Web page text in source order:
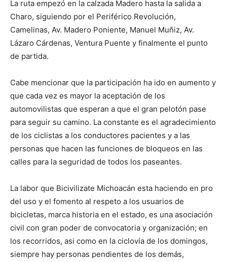
La ruta empezó en la calzada Madero hasta la salida a
Charo, siguiendo por el Periférico Revolución,
Camelinas, Av. Madero Poniente, Manuel Muñiz, Av.
Lázaro Cárdenas, Ventura Puente y finalmente el punto
de partida.
Cabe mencionar que la participación ha ido en aumento y
que cada vez es mayor la aceptación de los
automovilistas que esperan a que el gran pelotón pase
para seguir su camino. La constante es el agradecimiento
de los ciclistas a los conductores pacientes y a las
personas que hacen las funciones de bloqueos en las
calles para la seguridad de todos los paseantes.
La labor que Bicivilizate Michoacán esta haciendo en pro
del uso y el fomento al respeto a los usuarios de
bicicletas, marca historia en el estado, es una asociación
civil con gran poder de convocatoria y organización; en
los recorridos, asi como en la ciclovía de los domingos,
siempre hay personas pendientes de los demás,